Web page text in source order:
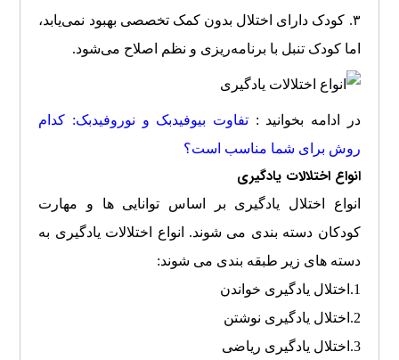
۳. کودک دارای اختلال بدون کمک تخصصی بهبود نمی‌یابد،
اما کودک تنبل با برنامه‌ریزی و نظم اصلاح می‌شود.
در ادامه بخوانید : تفاوت بیوفیدبک و نوروفیدبک: کدام
روش برای شما مناسب است؟
انواع اختلالات یادگیری
انواع اختلال یادگیری بر اساس توانایی ها و مهارت
کودکان دسته بندی می شوند. انواع اختلالات یادگیری به
دسته های زیر طبقه بندی می شوند:
1.اختلال یادگیری خواندن
2.اختلال یادگیری نوشتن
3.اختلال یادگیری ریاضی